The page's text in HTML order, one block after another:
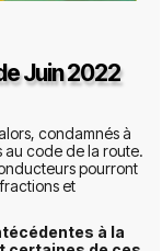
Juin 2022
condamnés à
au code de la route.
pourront
et
à la